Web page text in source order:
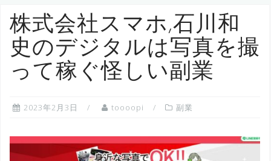
株式会社スマホ,石川和
史のデジタルは写真を撮
って稼ぐ怪しい副業
2023年2月3日 toooopi 副業